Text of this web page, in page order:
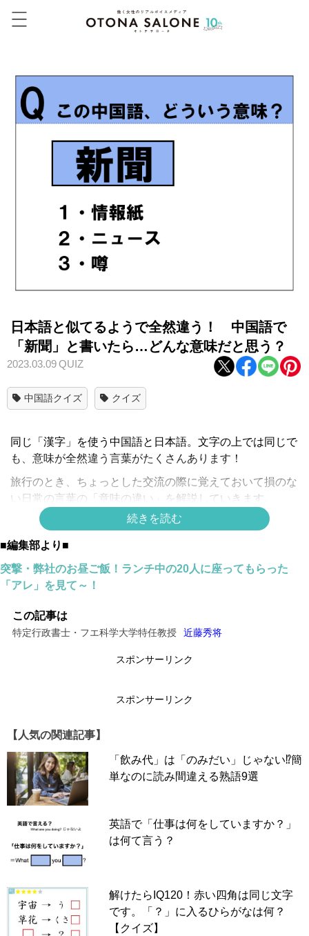
日本語と似てるようで全然違う！ 中国語で
「新聞」と書いたら…どんな意味だと思う？
2023.03.09QUIZ
中国語クイズ クイズ
同じ「漢字」を使う中国語と日本語。文字の上では同じで
も、意味が全然違う言葉がたくさんあります！
旅行のとき、ちょっとした交流の際に覚えておいて損のな
い日常の言葉の「意味の違い」を解説していきます。
日本語で「新聞」と言えば、日々の最新の出来事を伝えて
くれるメディアですが、中国語ではどういう意味なのでし
ょう？
答えは！
「新聞」と「ニュース」であれば、よく似ているようにも
思えますが、前者は、メディア（媒体）であり、後者は、
コンテンツ（内容）です。
続きを読む
■編集部より■
突撃・弊社のお昼ご飯！ランチ中の20人に座ってもらった
「アレ」を見て～！
この記事は
特定行政書士・フエ科学大学特任教授 近藤秀将
スポンサーリンク
スポンサーリンク
【人気の関連記事】
「飲み代」は「のみだい」じゃない⁉簡
単なのに読み間違える熟語9選
英語で「仕事は何をしていますか？」
は何て言う？
解けたらIQ120！赤い四角は同じ文字
です。「？」に入るひらがなは何？
【クイズ】